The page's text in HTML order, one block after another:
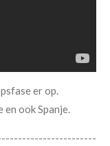
er op.
ook Spanje.